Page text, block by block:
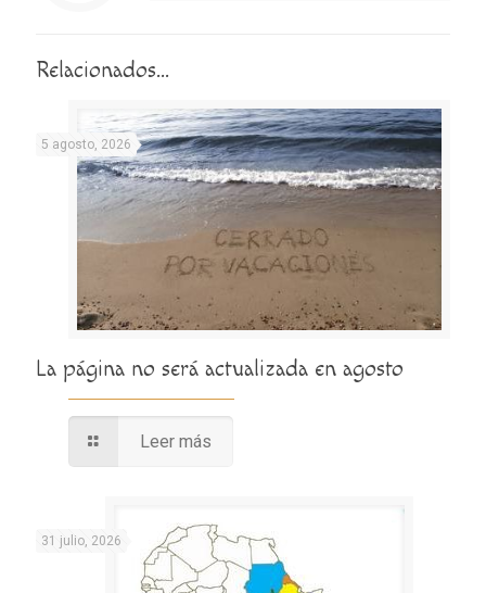
Relacionados...
5 agosto, 2026
La página no será actualizada en agosto
Leer más
31 julio, 2026